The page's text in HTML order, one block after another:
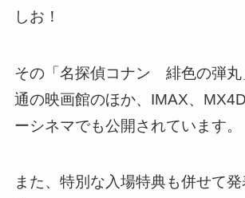
しお！
その「名探偵コナン 緋色の弾丸
通の映画館のほか、IMAX、
ーシネマでも公開されています。
また、特別な入場特典も併せて